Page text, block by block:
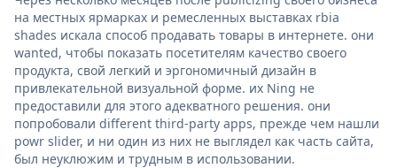
на местных ярмарках и ремесленных выставках rbia
shades искала способ продавать товары в интернете. они
wanted, чтобы показать посетителям качество своего
продукта, свой легкий и эргономичный дизайн в
привлекательной визуальной форме. их Ning не
предоставили для этого адекватного решения. они
попробовали different third-party apps, прежде чем нашли
powr slider, и ни один из них не выглядел как часть сайта,
был неуклюжим и трудным в использовании.